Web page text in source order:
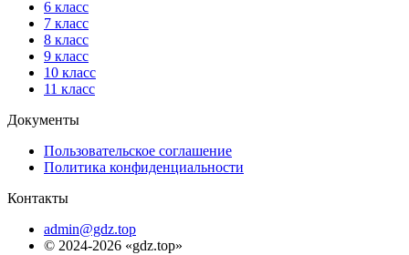
6 класс
7 класс
8 класс
9 класс
10 класс
11 класс
Документы
Пользовательское соглашение
Политика конфиденциальности
Контакты
admin@gdz.top
© 2024-2026 «gdz.top»